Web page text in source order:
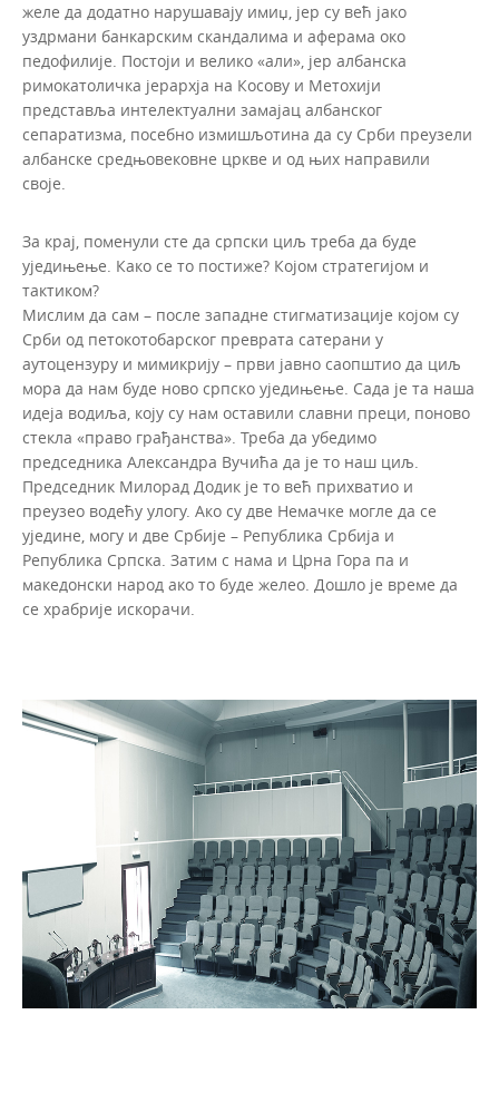
желе да додатно нарушавају имиџ, јер су већ јако
уздрмани банкарским скандалима и аферама око
педофилије. Постоји и велико «али», јер албанска
римокатоличка јерархја на Косову и Метохији
представља интелектуални замајац албанског
сепаратизма, посебно измишљотина да су Срби преузели
албанске средњовековне цркве и од њих направили
своје.
За крај, поменули сте да српски циљ треба да буде
уједињење. Како се то постиже? Којом стратегијом и
тактиком?
Мислим да сам – после западне стигматизације којом су
Срби од петокотобарског преврата сатерани у
аутоцензуру и мимикрију – први јавно саопштио да циљ
мора да нам буде ново српско уједињење. Сада је та наша
идеја водиља, коју су нам оставили славни преци, поново
стекла «право грађанства». Треба да убедимо
председника Александра Вучића да је то наш циљ.
Председник Милорад Додик је то већ прихватио и
преузео водећу улогу. Ако су две Немачке могле да се
уједине, могу и две Србије – Република Србија и
Република Српска. Затим с нама и Црна Гора па и
македонски народ ако то буде желео. Дошло је време да
се храбрије искорачи.